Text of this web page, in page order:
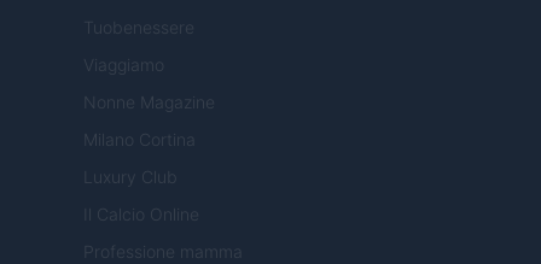
Tuobenessere
Viaggiamo
Nonne Magazine
Milano Cortina
Luxury Club
Il Calcio Online
Professione mamma